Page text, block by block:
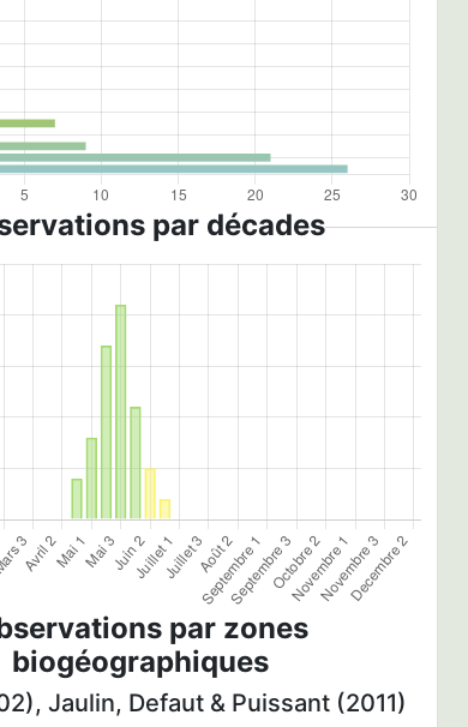
par décades
par zones
biogéographiques
Jaulin, Defaut & Puissant (2011)